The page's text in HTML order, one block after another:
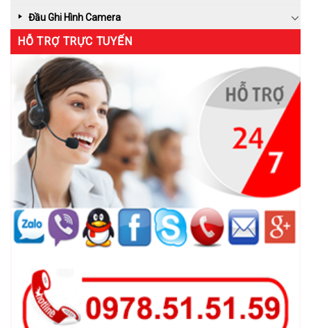
Đầu Ghi Hình Camera
HỖ TRỢ TRỰC TUYẾN